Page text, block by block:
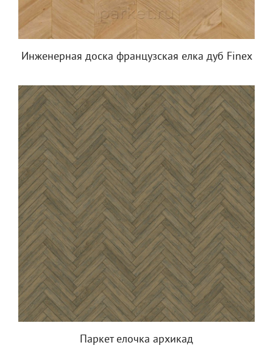
Инженерная доска французская елка дуб Finex
Паркет елочка архикад